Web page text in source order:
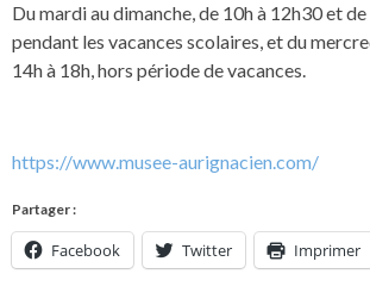
Du mardi au dimanche, de 10h à 12h30 et
pendant les vacances scolaires, et du
14h à 18h, hors période de vacances.
https://www.musee-aurignacien.com/
Partager :
Facebook Twitter Imprimer